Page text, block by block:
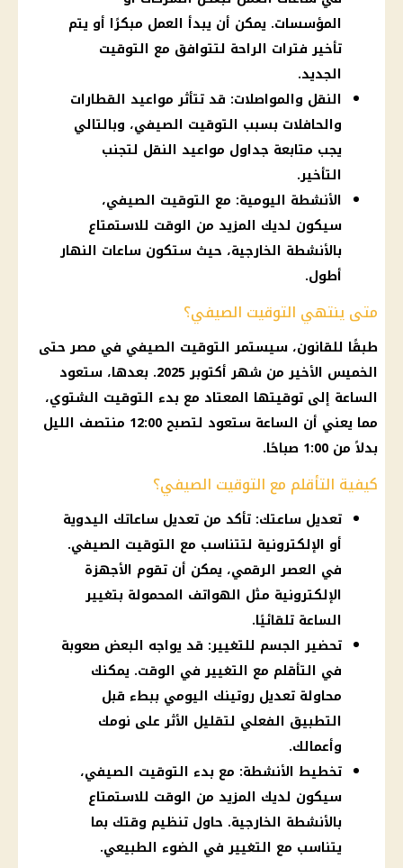
المؤسسات. يمكن أن يبدأ العمل مبكرًا أو يتم
تأخير فترات الراحة لتتوافق مع التوقيت
الجديد.
النقل والمواصلات: قد تتأثر مواعيد القطارات
والحافلات بسبب التوقيت الصيفي، وبالتالي
يجب متابعة جداول مواعيد النقل لتجنب
التأخير.
الأنشطة اليومية: مع التوقيت الصيفي،
سيكون لديك المزيد من الوقت للاستمتاع
بالأنشطة الخارجية، حيث ستكون ساعات النهار
أطول.
متى ينتهي التوقيت الصيفي؟
طبقًا للقانون، سيستمرالتوقيت الصيفي في مصر حتى
الخميس الأخير من شهر أكتوبر 2025. بعدها، ستعود
الساعة إلى توقيتها المعتاد مع بدء التوقيت الشتوي،
مما يعني أن الساعة ستعود لتصبح 12:00 منتصف الليل
بدلاً من 1:00 صباحًا.
كيفية التأقلم مع التوقيت الصيفي؟
تعديل ساعتك: تأكد من تعديل ساعاتك اليدوية
أو الإلكترونية لتتناسب مع التوقيت الصيفي.
في العصر الرقمي، يمكن أن تقوم الأجهزة
الإلكترونية مثل الهواتف المحمولة بتغيير
الساعة تلقائيًا.
تحضير الجسم للتغيير: قد يواجه البعض صعوبة
في التأقلم مع التغيير في الوقت. يمكنك
محاولة تعديل روتينك اليومي ببطء قبل
التطبيق الفعلي لتقليل الأثر على نومك
وأعمالك.
تخطيط الأنشطة: مع بدء التوقيت الصيفي،
سيكون لديك المزيد من الوقت للاستمتاع
بالأنشطة الخارجية. حاول تنظيم وقتك بما
يتناسب مع التغيير في الضوء الطبيعي.